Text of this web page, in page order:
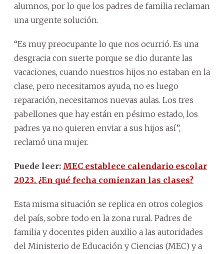
alumnos, por lo que los padres de familia reclaman
una urgente solución.
“Es muy preocupante lo que nos ocurrió. Es una
desgracia con suerte porque se dio durante las
vacaciones, cuando nuestros hijos no estaban en la
clase, pero necesitamos ayuda, no es luego
reparación, necesitamos nuevas aulas. Los tres
pabellones que hay están en pésimo estado, los
padres ya no quieren enviar a sus hijos así”,
reclamó una mujer.
Puede leer: MEC establece calendario escolar
2023. ¿En qué fecha comienzan las clases?
Esta misma situación se replica en otros colegios
del país, sobre todo en la zona rural. Padres de
familia y docentes piden auxilio a las autoridades
del Ministerio de Educación y Ciencias (MEC) y a